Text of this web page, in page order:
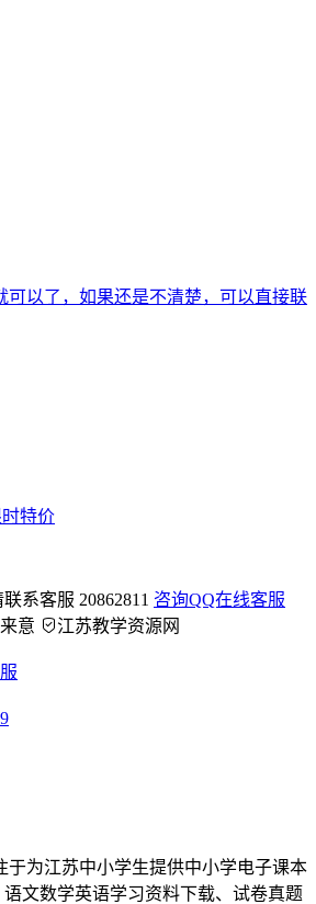
可以了，如果还是不清楚，可以直接联
特价
系客服 20862811 咨询QQ在线客服
意
江苏教学资源网
于为江苏中小学生提供中小学电子课本
文数学英语学习资料下载、试卷真题